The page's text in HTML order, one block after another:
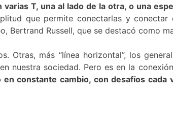
T, una al lado de la otra, o una
que permite conectarlas y
Bertrand Russell, que se destacó como
Otras, más “línea horizontal”, los
nuestra sociedad. Pero es en la
en constante cambio, con desafíos